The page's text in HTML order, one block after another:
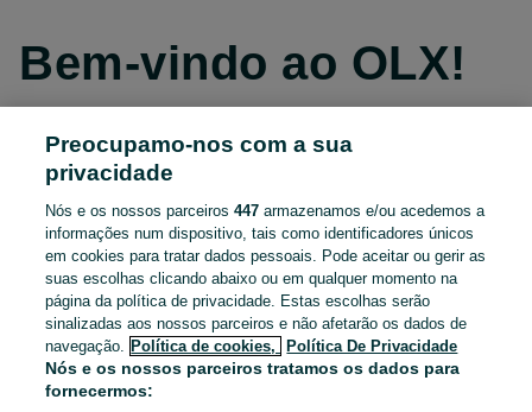
Bem-vindo ao OLX!
Continuar com o Facebook
Continuar com o Apple
Continuar com o Google
OU
Preocupamo-nos com a sua
privacidade
Nós e os nossos parceiros447 armazenamos e/ou acedemos a
informações num dispositivo, tais como identificadores únicos
em cookies para tratar dados pessoais. Pode aceitar ou gerir as
suas escolhas clicando abaixo ou em qualquer momento na
página da política de privacidade. Estas escolhas serão
sinalizadas aos nossos parceiros e não afetarão os dados de
navegação.
Política de cookies, Política De Privacidade
Nós e os nossos parceiros tratamos os dados para
fornecermos: